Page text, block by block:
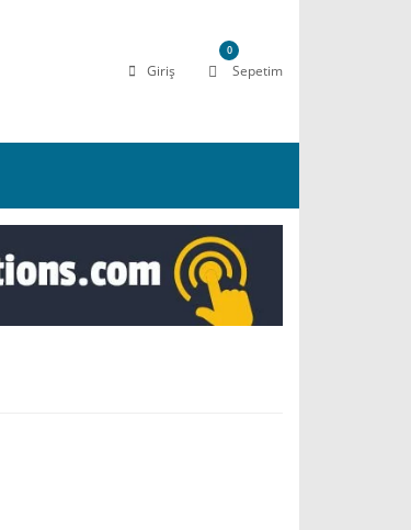
Giriş Sepetim
0